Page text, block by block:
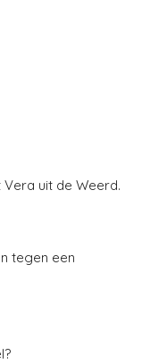
uit de Weerd.
tegen een